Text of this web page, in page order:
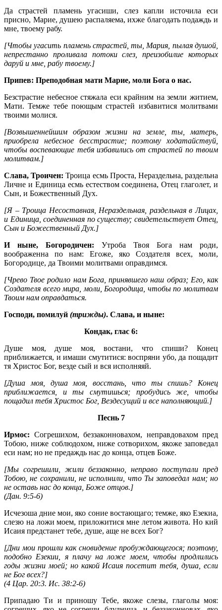
Да страстей пламень угасиши, слез капли источила еси
присно, Марие, душею распаляема, ихже благодать подаждь и
мне, твоему рабу.
[Чтобы угасить пламень страстей, ты, Мария, пылая душой,
непрестанно проливала потоки слез, преизобилие которых
даруй и мне, рабу твоему.]
Припев: Преподобная мати Марие, моли Бога о нас.
Безстрастие небесное стяжала еси крайним на земли житием,
Мати. Темже тебе поющым страстей избавитися молитвами
твоими молися.
[Возвышеннейшим образом жизни на земле, ты, матерь,
приобрела небесное бесстрастие; поэтому ходатайствуй,
чтобы воспевающие тебя избавились от страстей по твоим
молитвам.]
Слава, Троичен: Троица есмь Проста, Нераздельна, раздельна
Личне и Единица есмь естеством соединена, Отец глаголет, и
Сын, и Божественный Дух.
[Я – Троица Несоставная, Нераздельная, раздельная в Лицах,
и Единица, соединенная по существу; свидетельствует Отец,
Сын и Божественный Дух.]
И ныне, Богородичен:
Утроба Твоя Бога нам роди,
воображенна по нам: Егоже, яко Создателя всех, моли,
Богородице, да Твоими молитвами оправдимся.
[Чрево Твое родило нам Бога, принявшего наш образ; Его, как
Создателя всего мира, моли, Богородица, чтобы по молитвам
Твоим нам оправдаться.
Господи, помилуй (трижды). Слава, и ныне:
Кондак, глас 6:
Душе моя, душе моя, востани, что спиши? Конец
приближается, и имаши смутитися: воспряни убо, да пощадит
тя Христос Бог, везде сый и вся исполняяй.
[Душа моя, душа моя, восстань, что ты спишь? Конец
приближается, и ты смутишься; пробудись же, чтобы
пощадил тебя Христос Бог, Вездесущий и все наполняющий.]
Песнь 7
Ирмос: Согрешихом, беззаконновахом, неправдовахом пред
Тобою, ниже соблюдохом, ниже сотворихом, якоже заповедал
еси нам; но не предаждь нас до конца, отцев Боже.
[Мы согрешили, жили беззаконно, неправо поступали пред
Тобою, не сохранили, не исполнили, что Ты заповедал нам; но
не оставь нас до конца, Боже отцов.]
(Дан. 9:5-6)
Исчезоша дние мои, яко соние востающаго; темже, яко Езекиа,
слезю на ложи моем, приложитися мне летом живота. Но кий
Исаия предстанет тебе, душе, аще не всех Бог?
[Дни мои прошли как сновидение пробуждающегося; поэтому,
подобно Езекии, я плачу на ложе моем, чтобы продлились
годы жизни моей; но какой Исаия посетит тебя, душа, если
не Бог всех?]
(4 Цар. 20:3. Ис. 38:2-6)
Припадаю Ти и приношу Тебе, якоже слезы, глаголы моя: